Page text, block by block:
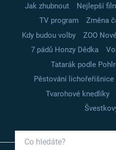
Jak zhubnout Nejlepší
TV program
Změna
Kdy budou volby
ZOO
7 pádů Honzy Dědka
Tatarák podle
Pěstování lichořeřišnice
Tvarohové knedlíky